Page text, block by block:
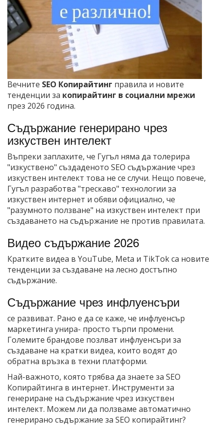
Вечните SEO Копирайтинг правила и новите
тенденции за копирайтинг в социални мрежи
през 2026 година.
Съдържание генерирано чрез
изкуствен интелект
Въпреки заплахите, че Гугъл няма да толерира
"изкуствено" създаденото SEO съдържание чрез
изкуствен интелект това не се случи. Нещо повече,
Гугъл разработва "трескаво" технологии за
изкуствен интернет и обяви официално, че
"разумното ползване" на изкуствен интелект при
създаването на съдържание не против правилата.
Видео съдържание 2026
Кратките видеа в YouTube, Meta и TikTok са новите
тенденции за създаване на лесно достъпно
съдържание.
Съдържание чрез инфлуенсъри
се развиват. Рано е да се каже, че инфлуенсър
маркетинга унира- просто търпи промени.
Големите брандове позлват инфлуенсъри за
създаване на кратки видеа, които водят до
обратна връзка в техни платформи.
Най-важното, която трябва да знаете за SEO
Копирайтинга в интернет. Инструменти за
генериране на съдържание чрез изкуствен
интелект. Можем ли да ползваме автоматично
генерирано съдържание за SEO копирайтинг?